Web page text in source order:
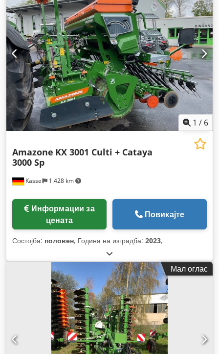
1 / 6
Kassel 1.428 km
Amazone KX 3001 Culti + Cataya
3000 Sp
цената
Повикајте
Состојба: половен, Година на изградба: 2023,
Мал оглас